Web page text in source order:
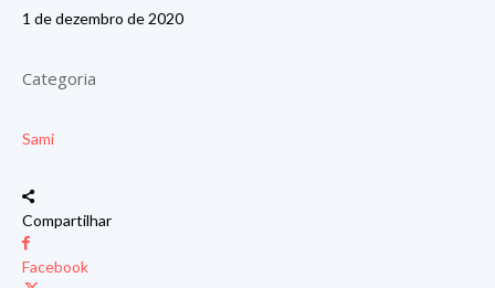
1 de dezembro de 2020
Categoria
Sami
Compartilhar
Facebook